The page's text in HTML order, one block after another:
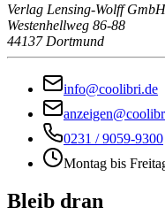
Verlag Lensing-Wolff
Westenhellweg 86-88
44137 Dortmund
info@coolibri.de
0231 / 9059-9300
Montag bis
Bleib dran